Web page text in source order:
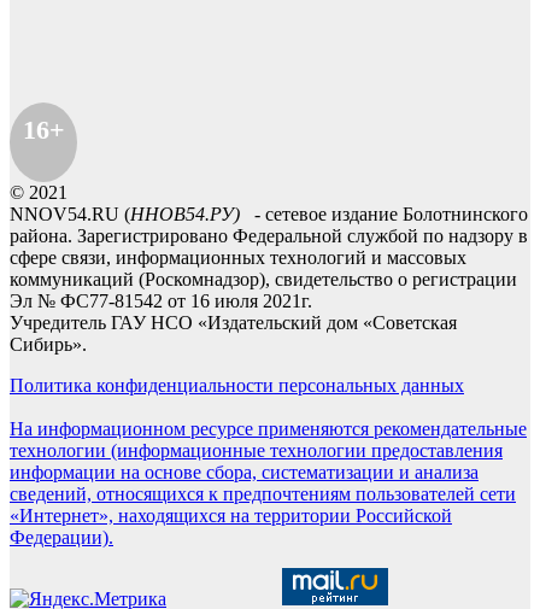
16+
© 2021
NNOV54.RU (ННОВ54.РУ) - сетевое издание Болотнинского
района. Зарегистрировано Федеральной службой по надзору в
сфере связи, информационных технологий и массовых
коммуникаций (Роскомнадзор), свидетельство о регистрации
Эл № ФС77-81542 от 16 июля 2021г.
Учредитель ГАУ НСО «Издательский дом «Советская
Сибирь».
Политика конфиденциальности персональных данных
На информационном ресурсе применяются рекомендательные
технологии (информационные технологии предоставления
информации на основе сбора, систематизации и анализа
сведений, относящихся к предпочтениям пользователей сети
«Интернет», находящихся на территории Российской
Федерации).